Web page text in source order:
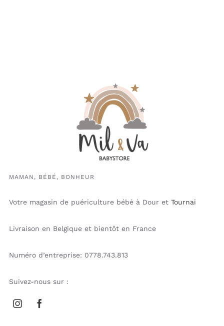
MAMAN, BÉBÉ, BONHEUR
Votre magasin de puériculture bébé à Dour et Tournai
Livraison en Belgique et bientôt en France
Numéro d’entreprise: 0778.743.813
Suivez-nous sur :